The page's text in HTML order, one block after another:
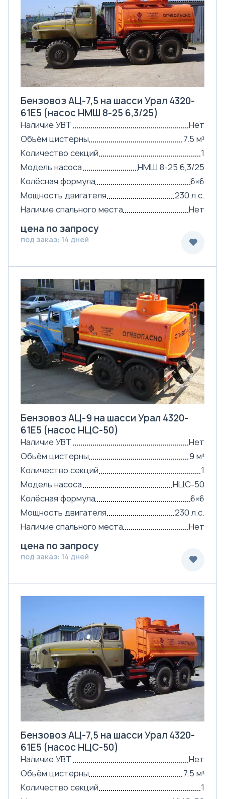
Бензовоз АЦ-7,5 на шасси Урал 4320-
61Е5 (насос НМШ 8-25 6,3/25)
Наличие УВТ
Нет
Объём цистерны
7.5 м³
Количество секций
1
Модель насоса
НМШ 8-25 6,3/25
Колёсная формула
6×6
Мощность двигателя
230 л.с.
Наличие спального места
Нет
цена по запросу
под заказ: 14 дней
Бензовоз АЦ-9 на шасси Урал 4320-
61Е5 (насос НЦС-50)
Наличие УВТ
Нет
Объём цистерны
9 м³
Количество секций
1
Модель насоса
НЦС-50
Колёсная формула
6×6
Мощность двигателя
230 л.с.
Наличие спального места
Нет
цена по запросу
под заказ: 14 дней
Бензовоз АЦ-7,5 на шасси Урал 4320-
61Е5 (насос НЦС-50)
Наличие УВТ
Нет
Объём цистерны
7.5 м³
Количество секций
1